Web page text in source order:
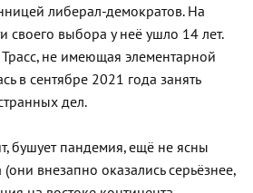
либерал-демократов. На
своего выбора у неё ушло 14 лет.
не имеющая элементарной
в сентябре 2021 года занять
дел.
бушует пандемия, ещё не ясны
(они внезапно оказались серьёзнее,